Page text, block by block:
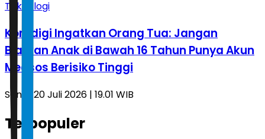
Teknologi
Komdigi Ingatkan Orang Tua: Jangan
Biarkan Anak di Bawah 16 Tahun Punya Akun
Medsos Berisiko Tinggi
Senin, 20 Juli 2026 | 19.01 WIB
Terpopuler